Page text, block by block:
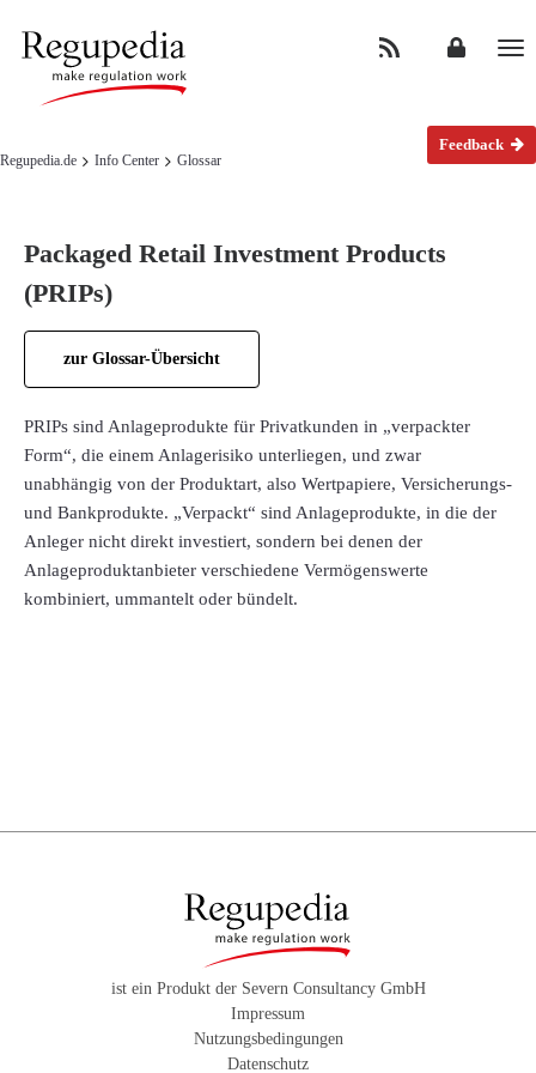
Regupedia.de Info Center Glossar
Feedback
Packaged Retail Investment Products
(PRIPs)
zur Glossar-Übersicht
PRIPs sind Anlageprodukte für Privatkunden in „verpackter
Form“, die einem Anlagerisiko unterliegen, und zwar
unabhängig von der Produktart, also Wertpapiere, Versicherungs-
und Bankprodukte. „Verpackt“ sind Anlageprodukte, in die der
Anleger nicht direkt investiert, sondern bei denen der
Anlageproduktanbieter verschiedene Vermögenswerte
kombiniert, ummantelt oder bündelt.
ist ein Produkt der Severn Consultancy GmbH
Impressum
Nutzungsbedingungen
Datenschutz